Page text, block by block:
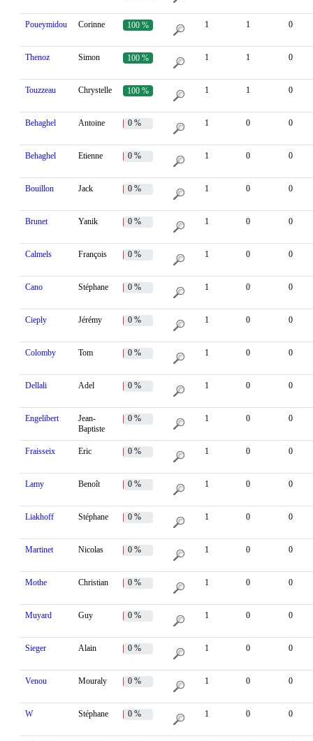
Poueymidou Corinne 100 % 1 1 0
Thenoz Simon 100 % 1 1 0
Touzzeau Chrystelle 100 % 1 1 0
Behaghel Antoine 0 % 1 0 0
Behaghel Etienne 0 % 1 0 0
Bouillon Jack 0 % 1 0 0
Brunet Yanik 0 % 1 0 0
Calmels François 0 % 1 0 0
Cano Stéphane 0 % 1 0 0
Cieply Jérémy 0 % 1 0 0
Colomby Tom 0 % 1 0 0
Dellali Adel 0 % 1 0 0
Engelibert
Jean-
Baptiste
0 % 1 0 0
Fraisseix Eric 0 % 1 0 0
Lamy Benoît 0 % 1 0 0
Liakhoff Stéphane 0 % 1 0 0
Martinet Nicolas 0 % 1 0 0
Mothe Christian 0 % 1 0 0
Muyard Guy 0 % 1 0 0
Sieger Alain 0 % 1 0 0
Venou Mouraly 0 % 1 0 0
W Stéphane 0 % 1 0 0